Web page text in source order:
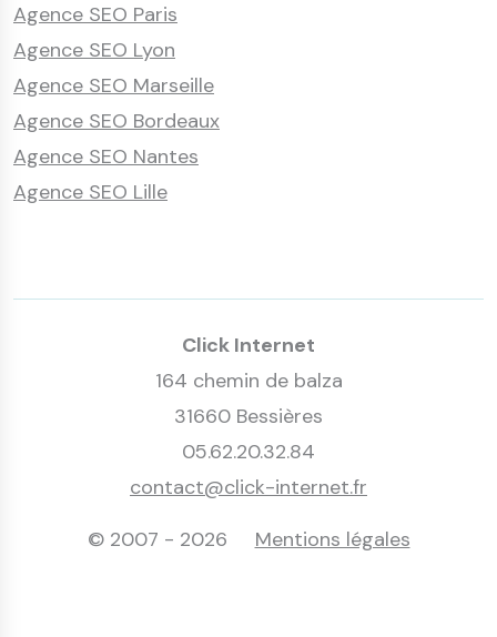
Agence SEO Paris
Agence SEO Lyon
Agence SEO Marseille
Agence SEO Bordeaux
Agence SEO Nantes
Agence SEO Lille
Click Internet
164 chemin de balza
31660 Bessières
05.62.20.32.84
contact@click-internet.fr
© 2007 - 2026
Mentions légales